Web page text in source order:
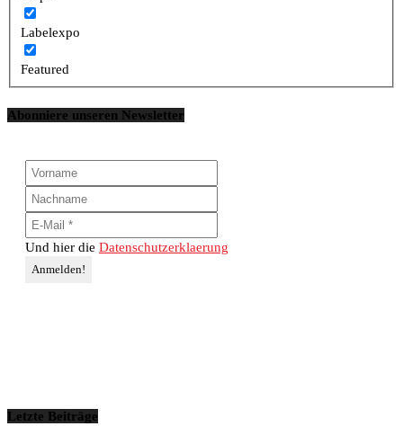
Labelexpo
Featured
Abonniere unseren Newsletter
Und hier die Datenschutzerklaerung
Letzte Beiträge